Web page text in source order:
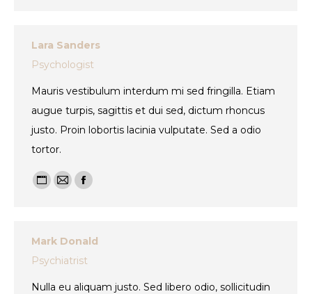
website
Lara Sanders
Psychologist
Mauris vestibulum interdum mi sed fringilla. Etiam
augue turpis, sagittis et dui sed, dictum rhoncus
justo. Proin lobortis lacinia vulputate. Sed a odio
tortor.
Personal
website
E-
Facebook
Mark Donald
Psychiatrist
Nulla eu aliquam justo. Sed libero odio, sollicitudin